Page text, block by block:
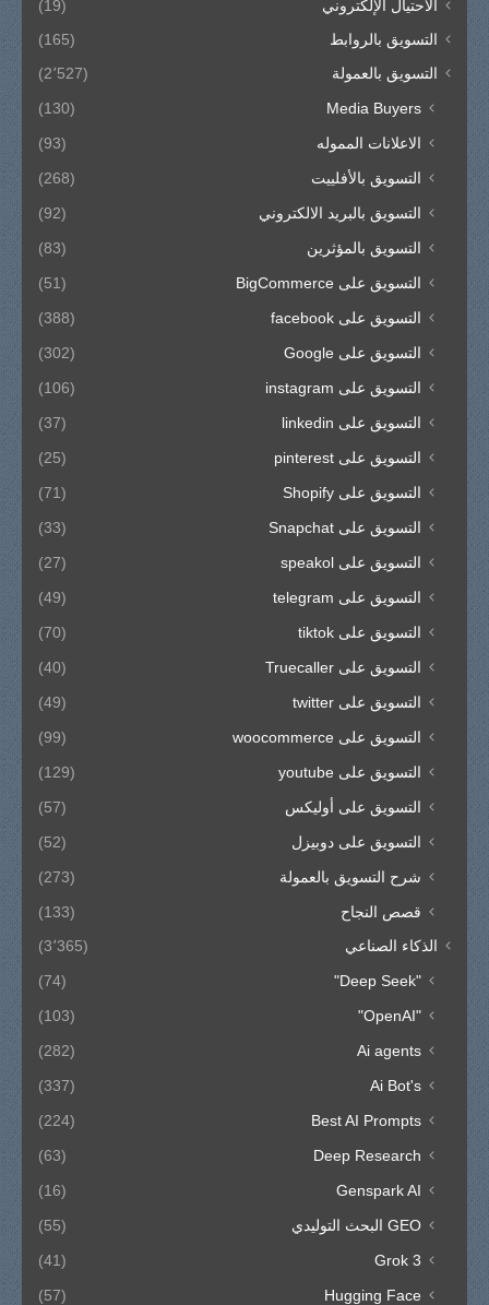
الاحتيال الإلكتروني (19)
التسويق بالروابط (165)
التسويق بالعمولة (2٬527)
Media Buyers
(130)
الاعلانات المموله
(93)
التسويق بالأفلييت
(268)
التسويق بالبريد الالكتروني
(92)
التسويق بالمؤثرين
(83)
التسويق على BigCommerce
(51)
التسويق على facebook
(388)
التسويق على Google
(302)
التسويق على instagram
(106)
التسويق على linkedin
(37)
التسويق على pinterest
(25)
التسويق على Shopify
(71)
التسويق على Snapchat
(33)
التسويق على speakol
(27)
التسويق على telegram
(49)
التسويق على tiktok
(70)
التسويق على Truecaller
(40)
التسويق على twitter
(49)
التسويق على woocommerce
(99)
التسويق على youtube
(129)
التسويق على أوليكس
(57)
التسويق على دوبيزل
(52)
شرح التسويق بالعمولة
(273)
قصص النجاح
(133)
الذكاء الصناعي (3٬365)
"Deep Seek"
(74)
"OpenAI"
(103)
Ai agents
(282)
Ai Bot's
(337)
Best AI Prompts
(224)
Deep Research
(63)
Genspark AI
(16)
GEO البحث التوليدي
(55)
Grok 3
(41)
Hugging Face
(57)